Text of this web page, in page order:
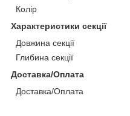
Колір
Характеристики секції
Довжина секції
Глибина секції
Доставка/Оплата
Доставка/Оплата